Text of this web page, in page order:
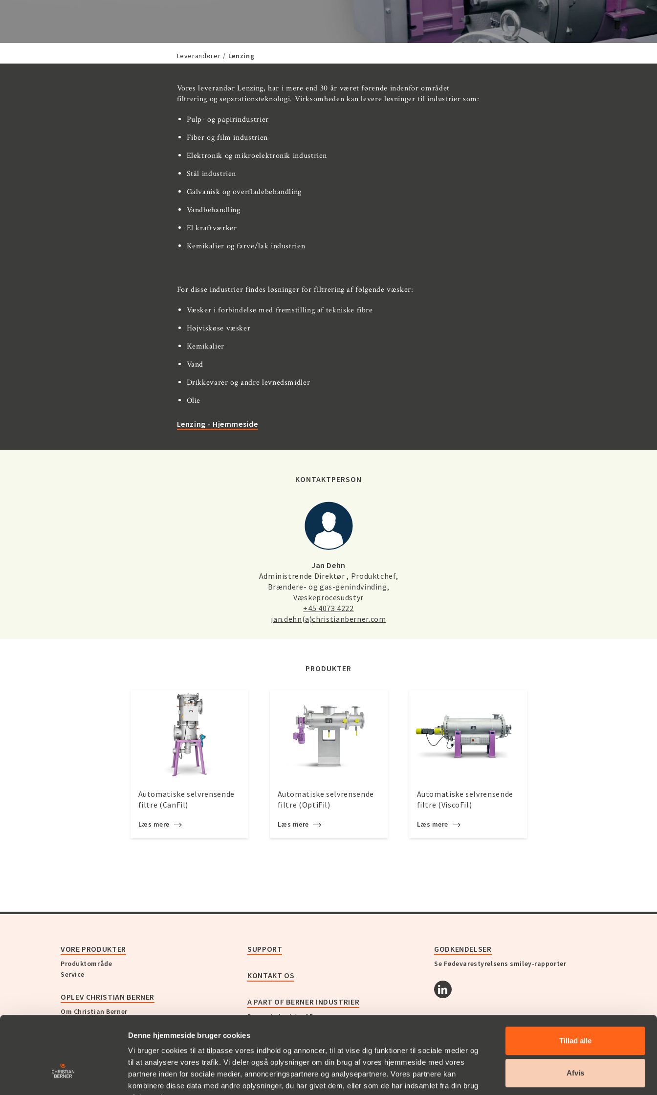
Denne hjemmeside bruger cookies
Vi bruger cookies til at tilpasse vores indhold og annoncer, til at vise dig funktioner til sociale medier og
til at analysere vores trafik. Vi deler også oplysninger om din brug af vores hjemmeside med vores
partnere inden for sociale medier, annonceringspartnere og analysepartnere. Vores partnere kan
kombinere disse data med andre oplysninger, du har givet dem, eller som de har indsamlet fra din brug
Tillad alle
Afvis
Leverandører Lenzing
Vores leverandør Lenzing, har i mere end 30 år været førende indenfor området
filtrering og separationsteknologi. Virksomheden kan levere løsninger til industrier som:
Pulp- og papirindustrier
Fiber og film industrien
Elektronik og mikroelektronik industrien
Stål industrien
Galvanisk og overfladebehandling
Vandbehandling
El kraftværker
Kemikalier og farve/lak industrien
For disse industrier findes løsninger for filtrering af følgende væsker:
Væsker i forbindelse med fremstilling af tekniske fibre
Højviskøse væsker
Kemikalier
Vand
Drikkevarer og andre levnedsmidler
Olie
Lenzing - Hjemmeside
KONTAKTPERSON
Jan Dehn
Administrende Direktør , Produktchef,
Brændere- og gas-genindvinding,
Væskeprocesudstyr
+45 4073 4222
jan.dehn(a)christianberner.com
PRODUKTER
Automatiske selvrensende
filtre (CanFil)
Læs mere
Automatiske selvrensende
filtre (OptiFil)
Læs mere
Automatiske selvrensende
filtre (ViscoFil)
Læs mere
VORE PRODUKTER
Produktområde
Service
OPLEV CHRISTIAN BERNER
Om Christian Berner
SUPPORT
KONTAKT OS
A PART OF BERNER INDUSTRIER
Berner Industrier AB
Christian Berner Norge
Christian Berner Finland
Christian Berner Danmark
Zander & Ingeström
Bullerbekämparen
Empakk AS
GODKENDELSER
Se Fødevarestyrelsens smiley-rapporter